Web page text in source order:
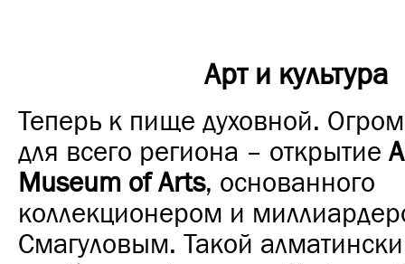
Арт и культура
Теперь к пище духовной.
для всего региона – открытие
Museum of Arts, основанного
коллекционером и
Смагуловым. Такой